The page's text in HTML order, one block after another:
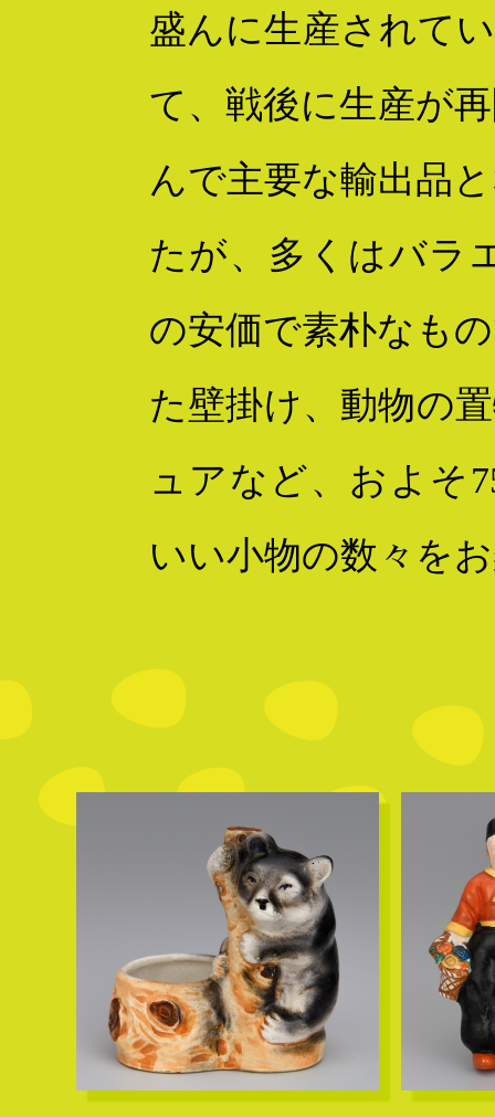
盛んに生産されて
て、戦後に生産が
んで主要な輸出品
たが、多くはバラ
の安価で素朴なも
た壁掛け、動物の
ュアなど、およそ
いい小物の数々を